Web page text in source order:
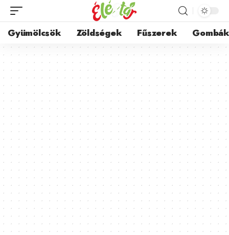
Gyümölcsök Zöldségek Fűszerek Gombák